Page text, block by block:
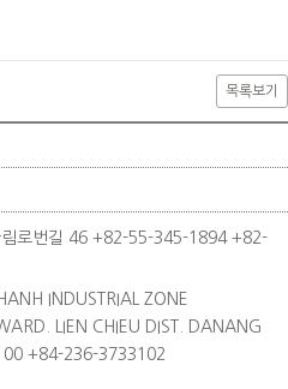
목록보기
로번길 46 +82-55-345-1894 +82-
INDUSTRIAL ZONE
LIEN CHIEU DIST. DANANG
+84-236-3733102